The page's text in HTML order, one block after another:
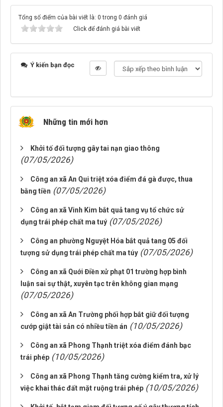
Tổng số điểm của bài viết là: 0 trong 0 đánh giá
Click để đánh giá bài viết
Ý kiến bạn đọc
Những tin mới hơn
Khởi tố đối tượng gây tai nạn giao thông
(07/05/2026)
Công an xã An Qui triệt xóa điểm đá gà được, thua
bằng tiền (07/05/2026)
Công an xã Vinh Kim bắt quả tang vụ tổ chức sử
dụng trái phép chất ma tuý (07/05/2026)
Công an phường Nguyệt Hóa bắt quả tang 05 đối
tượng sử dụng trái phép chất ma túy (07/05/2026)
Công an xã Quới Điền xử phạt 01 trường hợp bình
luận sai sự thật, xuyên tạc trên không gian mạng
(07/05/2026)
Công an xã An Trường phối hợp bắt giữ đối tượng
cướp giật tài sản có nhiều tiền án (10/05/2026)
Công an xã Phong Thạnh triệt xóa điểm đánh bạc
trái phép (10/05/2026)
Công an xã Phong Thạnh tăng cường kiểm tra, xử lý
việc khai thác đất mặt ruộng trái phép (10/05/2026)